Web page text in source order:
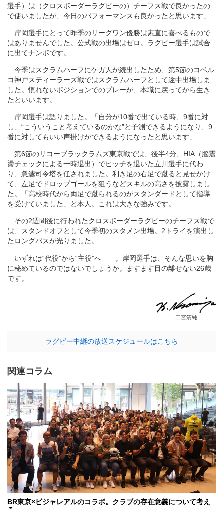
選手）は（クロスボーダーラグビーの）チーフス戦で良かったの
で使いましたが、今日のパフォーマンスも良かったと思います」
岸岡選手にとって昨季のリーグワン優勝は素直に喜べるもので
はありませんでした。公式戦の出場はゼロ。ラグビー選手は試合
に出てナンボです。
今季はスクラムハーフにケガ人が続出したため、第5節のコベル
コ神戸スティーラーズ戦ではスクラムハーフとして途中出場しま
した。慣れないポジションでのプレーが、本職に戻ってから生き
たといいます。
岸岡選手は語りました。「自分が10番で出ている時、9番に対
し、“こういうこと考えているのかな”と予測できるようになり、9
番に対してもいい声掛けができるようになったと思います」
第6節のリコーブラックラムズ東京戦では、後半4分、HIA（脳震
盪チェックによる一時退出）でピッチを退いた立川選手に代わ
り、急遽司令塔を任されました。利き足の右足で蹴ると見せかけ
て、左足でドロップゴールを狙うなどスキルの高さを披露しまし
た。「高校時代から両足で蹴られるのがスタンダードとして指導
を受けていました」と本人。これは大きな強みです。
その2週間後に行われたクロスボーダーラグビーのチーフス戦で
は、スタンドオフとして今季初のスタメン出場。2トライを演出し
たロングパスが光りました。
いずれは“代役”から“主役”へ――。岸岡選手は、そんな思いを胸
に秘めているのではないでしょうか。ますます目の離せない26歳
です。
二宮清純
ラグビー中継の放送スケジュールはこちら
関連コラム
BR東京×ビジャレアルのコラボ。クラブの存在意義について考え